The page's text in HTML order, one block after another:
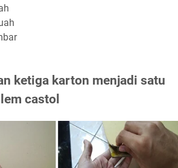
ketiga karton menjadi satu
castol